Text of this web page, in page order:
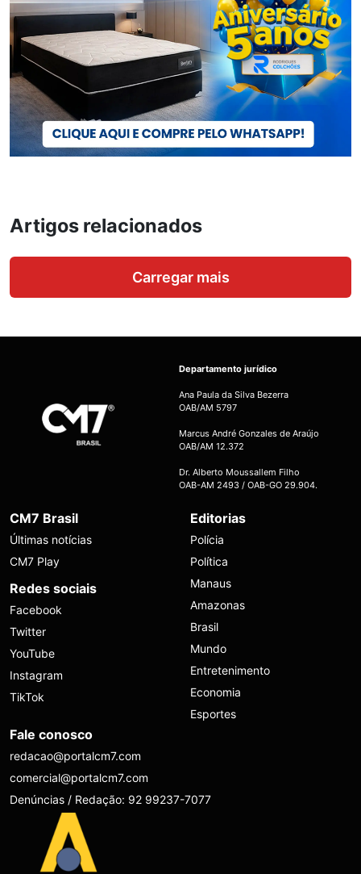
Artigos relacionados
Carregar mais
Departamento jurídico
Ana Paula da Silva Bezerra
OAB/AM 5797
Marcus André Gonzales de Araújo
OAB/AM 12.372
Dr. Alberto Moussallem Filho
OAB-AM 2493 / OAB-GO 29.904.
CM7 Brasil
Últimas notícias
CM7 Play
Redes sociais
Facebook
Twitter
YouTube
Instagram
TikTok
Editorias
Polícia
Política
Manaus
Amazonas
Brasil
Mundo
Entretenimento
Economia
Esportes
Fale conosco
redacao@portalcm7.com
comercial@portalcm7.com
Denúncias / Redação: 92 99237-7077